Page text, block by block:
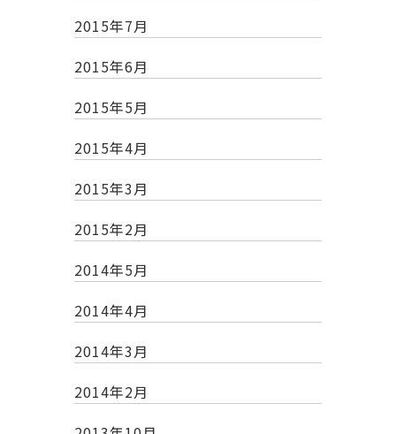
2015年7月
2015年6月
2015年5月
2015年4月
2015年3月
2015年2月
2014年5月
2014年4月
2014年3月
2014年2月